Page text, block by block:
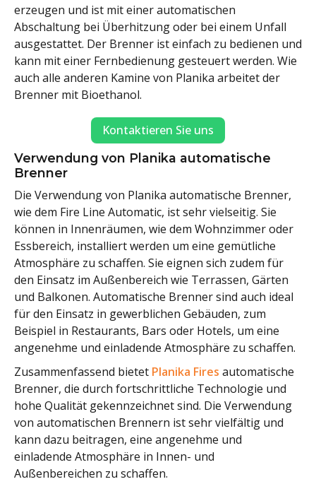
erzeugen und ist mit einer automatischen
Abschaltung bei Überhitzung oder bei einem Unfall
ausgestattet. Der Brenner ist einfach zu bedienen und
kann mit einer Fernbedienung gesteuert werden. Wie
auch alle anderen Kamine von Planika arbeitet der
Brenner mit Bioethanol.
Kontaktieren Sie uns
Verwendung von Planika automatische
Brenner
Die Verwendung von Planika automatische Brenner,
wie dem Fire Line Automatic, ist sehr vielseitig. Sie
können in Innenräumen, wie dem Wohnzimmer oder
Essbereich, installiert werden um eine gemütliche
Atmosphäre zu schaffen. Sie eignen sich zudem für
den Einsatz im Außenbereich wie Terrassen, Gärten
und Balkonen. Automatische Brenner sind auch ideal
für den Einsatz in gewerblichen Gebäuden, zum
Beispiel in Restaurants, Bars oder Hotels, um eine
angenehme und einladende Atmosphäre zu schaffen.
Zusammenfassend bietet Planika Fires automatische
Brenner, die durch fortschrittliche Technologie und
hohe Qualität gekennzeichnet sind. Die Verwendung
von automatischen Brennern ist sehr vielfältig und
kann dazu beitragen, eine angenehme und
einladende Atmosphäre in Innen- und
Außenbereichen zu schaffen.